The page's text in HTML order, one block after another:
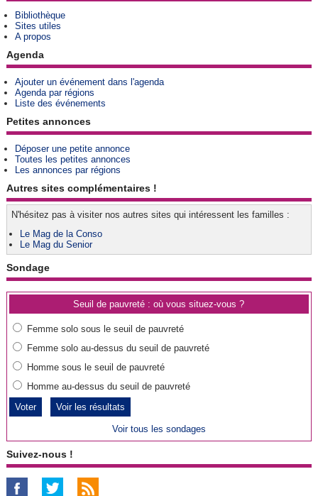
Bibliothèque
Sites utiles
A propos
Agenda
Ajouter un événement dans l'agenda
Agenda par régions
Liste des événements
Petites annonces
Déposer une petite annonce
Toutes les petites annonces
Les annonces par régions
Autres sites complémentaires !
N'hésitez pas à visiter nos autres sites qui intéressent les familles :
Le Mag de la Conso
Le Mag du Senior
Sondage
Seuil de pauvreté : où vous situez-vous ?
Femme solo sous le seuil de pauvreté
Femme solo au-dessus du seuil de pauvreté
Homme sous le seuil de pauvreté
Homme au-dessus du seuil de pauvreté
Voir les résultats
Voir tous les sondages
Suivez-nous !